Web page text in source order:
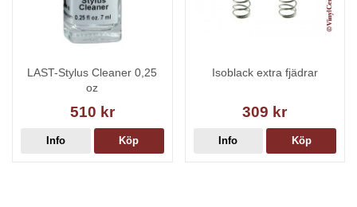
LAST-Stylus Cleaner 0,25
oz
510 kr
Info Köp
Isoblack extra fjädrar
309 kr
Info Köp